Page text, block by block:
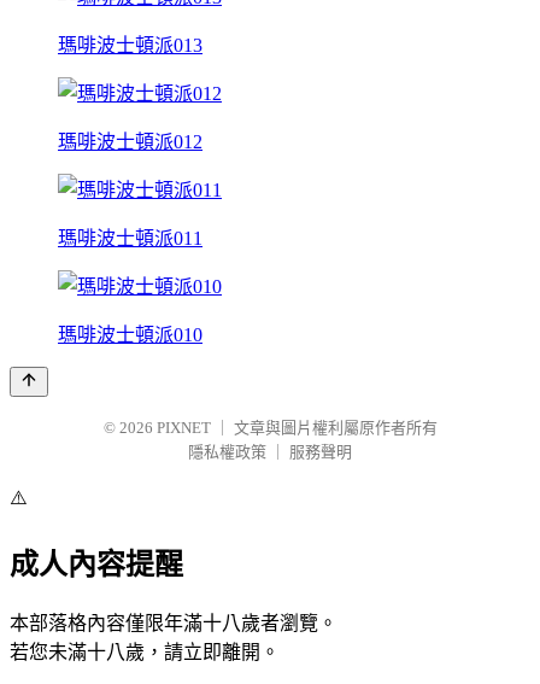
瑪啡波士頓派013
瑪啡波士頓派012
瑪啡波士頓派011
瑪啡波士頓派010
© 2026 PIXNET
文章與圖片權利屬原作者所有
隱私權政策
服務聲明
⚠️
成人內容提醒
本部落格內容僅限年滿十八歲者瀏覽。
若您未滿十八歲，請立即離開。